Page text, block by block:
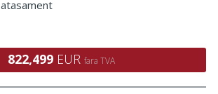
atasament
822,499 EUR fara TVA